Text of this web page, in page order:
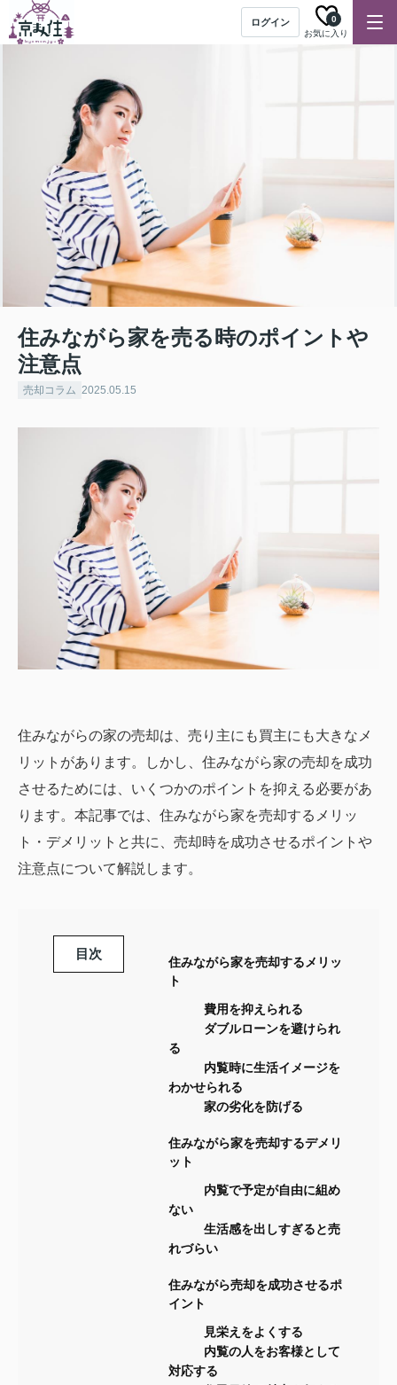
ログイン
お気に入り
0
住みながら家を売る時のポイントや
注意点
売却コラム 2025.05.15
住みながらの家の売却は、売り主にも買主にも大きなメ
リットがあります。しかし、住みながら家の売却を成功
させるためには、いくつかのポイントを抑える必要があ
ります。本記事では、住みながら家を売却するメリッ
ト・デメリットと共に、売却時を成功させるポイントや
注意点について解説します。
目次
住みながら家を売却するメリッ
ト
費用を抑えられる
ダブルローンを避けられ
る
内覧時に生活イメージを
わかせられる
家の劣化を防げる
住みながら家を売却するデメリ
ット
内覧で予定が自由に組め
ない
生活感を出しすぎると売
れづらい
住みながら売却を成功させるポ
イント
見栄えをよくする
内覧の人をお客様として
対応する